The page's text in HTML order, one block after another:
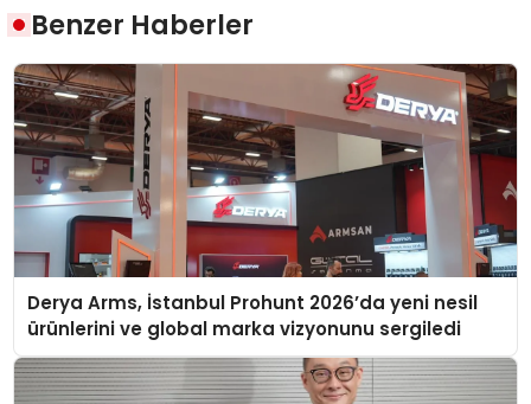
Benzer Haberler
Derya Arms, İstanbul Prohunt 2026’da yeni nesil
ürünlerini ve global marka vizyonunu sergiledi